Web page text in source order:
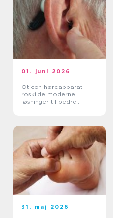
01. juni 2026
Oticon høreapparat
roskilde moderne
løsninger til bedre
31. maj 2026